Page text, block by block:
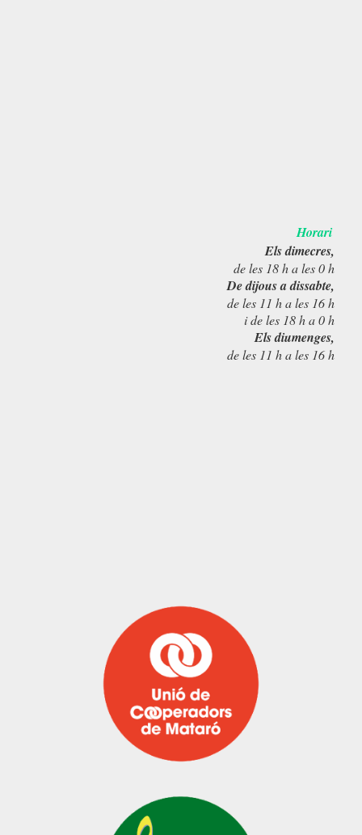
Horari
Els dimecres,
de les 18 h a les 0 h
De dijous a dissabte,
de les 11 h a les 16 h
i de les 18 h a 0 h
Els diumenges,
de les 11 h a les 16 h